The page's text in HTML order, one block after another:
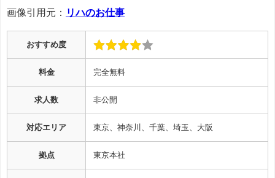
画像引用元： リハのお仕事
おすすめ度
料金 完全無料
求人数 非公開
対応エリア 東京、神奈川、千葉、埼玉、大阪
拠点 東京本社